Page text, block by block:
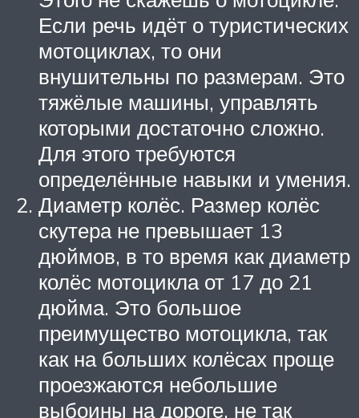
Если речь идёт о туристических
мотоциклах, то они
внушительны по размерам. Это
тяжёлые машины, управлять
которыми достаточно сложно.
Для этого требуются
определённые навыки и умения.
Диаметр колёс. Размер колёс
скутера не превышает 13
дюймов, в то время как диаметр
колёс мотоцикла от 17 до 21
дюйма. Это большое
преимущество мотоцикла, так
как на больших колёсах проще
проезжаются небольшие
выбоины на дороге, не так